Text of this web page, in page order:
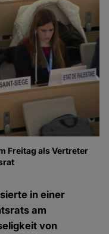
Freitag als Vertreter
in einer
am
von